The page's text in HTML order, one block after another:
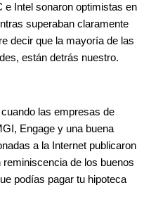
Intel sonaron optimistas en
superaban claramente
decir que la mayoría de las
están detrás nuestro.
las empresas de
Engage y una buena
a la Internet publicaron
de los buenos
podías pagar tu hipoteca